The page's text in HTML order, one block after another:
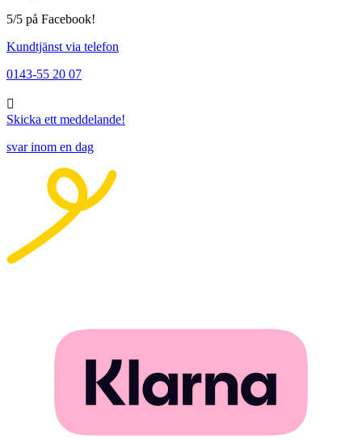
5/5 på Facebook!
Kundtjänst via telefon
0143-55 20 07
Skicka ett meddelande!
svar inom en dag